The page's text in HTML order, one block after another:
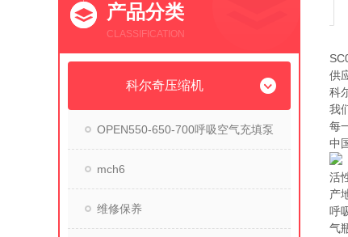
产品分类
CLASSIFICATION
科尔奇压缩机
OPEN550-650-700呼吸空气充填泵
mch6
维修保养
供
科
我
每
中
活
产
呼
气